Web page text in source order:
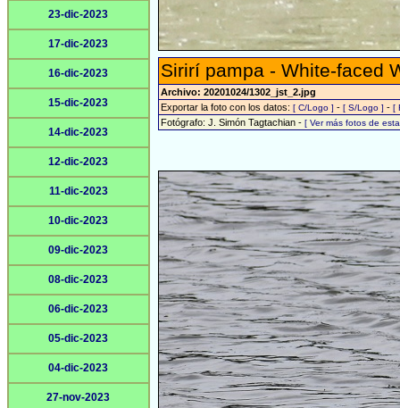
23-dic-2023
17-dic-2023
16-dic-2023
15-dic-2023
14-dic-2023
12-dic-2023
11-dic-2023
10-dic-2023
09-dic-2023
08-dic-2023
06-dic-2023
05-dic-2023
04-dic-2023
27-nov-2023
Sirirí pampa - White-faced
Archivo: 20201024/1302_jst_2.jpg
Exportar la foto con los datos: [ C/Logo ] - [ S/Logo ] - [
Fotógrafo: J. Simón Tagtachian - [ Ver más fotos de